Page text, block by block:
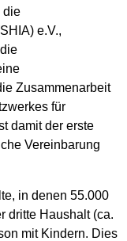
die
e.V.,
Zusammenarbeit
für
damit der erste
Vereinbarung
in denen 55.000
dritte Haushalt (ca.
mit Kindern. Dies